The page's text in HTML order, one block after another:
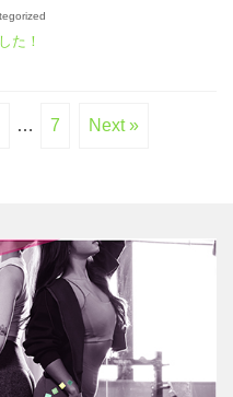
た！
… 7 Next »